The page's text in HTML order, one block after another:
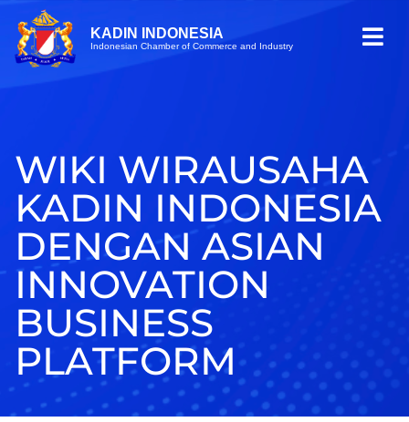
KADIN INDONESIA
Indonesian Chamber of Commerce and Industry
WIKI WIRAUSAHA
KADIN INDONESIA
DENGAN ASIAN
INNOVATION
BUSINESS
PLATFORM